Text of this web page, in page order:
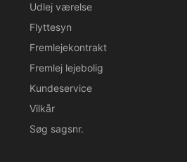
Udlej værelse
Flyttesyn
Fremlejekontrakt
Fremlej lejebolig
Kundeservice
Vilkår
Søg sagsnr.